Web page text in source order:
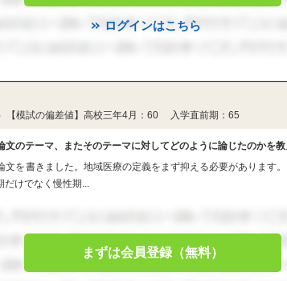
ログインはこちら
【模試の偏差値】高校三年4月：60 入学直前期：65
文のテーマ、またそのテーマに対してどのように論じたのかを教
文を書きました。地域医療の定義をまず抑える必要があります
だけでなく慢性期...
まずは会員登録（無料）